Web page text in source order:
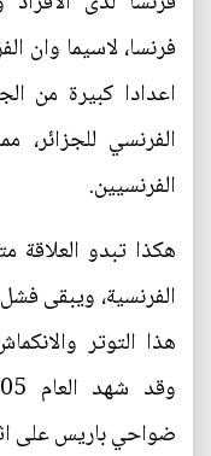
فرنسا، لاسيما وان
اعدادا كبيرة من
الفرنسي للجزائر،
الفرنسيين.
هكذا تبدو العلاقة
الفرنسية، ويبقى
هذا التوتر
ضواحي باريس على